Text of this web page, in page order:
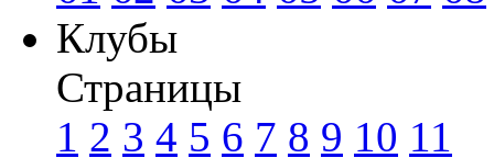
Клубы
Страницы
1 2 3 4 5 6 7 8 9 10 11